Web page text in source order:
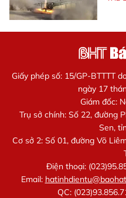
Giấy phép số: 15/GP-BTTTT
ngày 17
Giám đốc:
Trụ sở chính: Số 22, đường
Sen,
Cơ sở 2: Số 01, đường Võ
Điện thoại:
Email:
QC: